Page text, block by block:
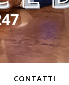
CONTATTI